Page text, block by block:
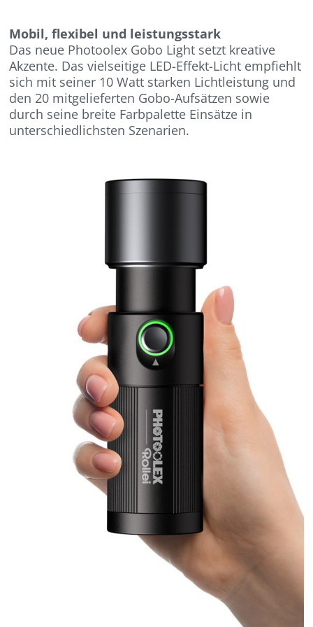
Mobil, flexibel und leistungsstark
Das neue Photoolex Gobo Light setzt kreative
Akzente. Das vielseitige LED-Effekt-Licht empfiehlt
sich mit seiner 10 Watt starken Lichtleistung und
den 20 mitgelieferten Gobo-Aufsätzen sowie
durch seine breite Farbpalette Einsätze in
unterschiedlichsten Szenarien.